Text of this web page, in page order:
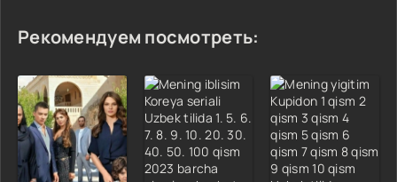
Рекомендуем посмотреть: